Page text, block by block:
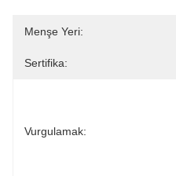
Menşe Yeri:
Sertifika:
Vurgulamak: